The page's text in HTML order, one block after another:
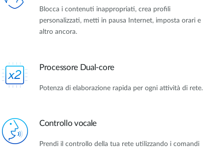
Blocca i contenuti inappropriati, crea profili
personalizzati, metti in pausa Internet, imposta orari e
altro ancora.
Processore Dual-core
Potenza di elaborazione rapida per ogni attività di rete.
Controllo vocale
Prendi il controllo della tua rete utilizzando i comandi